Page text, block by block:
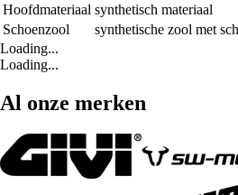
Hoofdmateriaal synthetisch materiaal
Schoenzool
synthetische zool met
Loading...
Loading...
Al onze merken